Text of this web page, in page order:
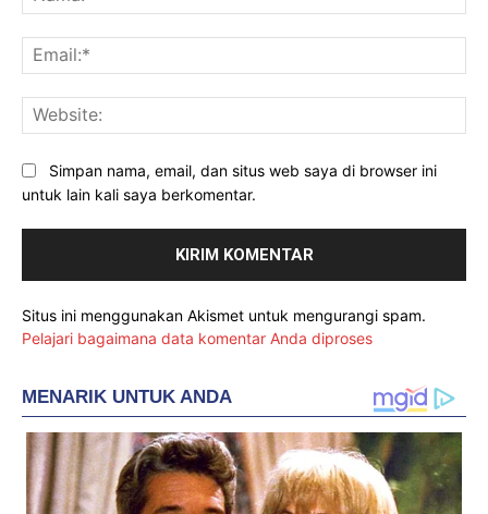
Simpan nama, email, dan situs web saya di browser ini
untuk lain kali saya berkomentar.
Situs ini menggunakan Akismet untuk mengurangi spam.
Pelajari bagaimana data komentar Anda diproses